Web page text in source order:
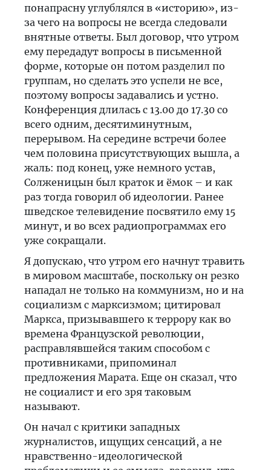
понапрасну углублялся в «историю», из-
за чего на вопросы не всегда следовали
внятные ответы. Был договор, что утром
ему передадут вопросы в письменной
форме, которые он потом разделил по
группам, но сделать это успели не все,
поэтому вопросы задавались и устно.
Конференция длилась с 13.00 до 17.30 со
всего одним, десятиминутным,
перерывом. На середине встречи более
чем половина присутствующих вышла, а
жаль: под конец, уже немного устав,
Солженицын был краток и ёмок – и как
раз тогда говорил об идеологии. Ранее
шведское телевидение посвятило ему 15
минут, и во всех радиопрограммах его
уже сокращали.
Я допускаю, что утром его начнут травить
в мировом масштабе, поскольку он резко
нападал не только на коммунизм, но и на
социализм с марксизмом; цитировал
Маркса, призывавшего к террору как во
времена Французской революции,
расправлявшейся таким способом с
противниками, припоминал
предложения Марата. Еще он сказал, что
не социалист и его зря таковым
называют.
Он начал с критики западных
журналистов, ищущих сенсаций, а не
нравственно-идеологической